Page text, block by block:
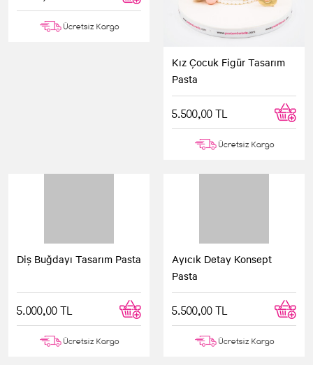
Ücretsiz Kargo
Kız Çocuk Figür Tasarım
Pasta
5.500,00 TL
Ücretsiz Kargo
Diş Buğdayı Tasarım Pasta
5.000,00 TL
Ücretsiz Kargo
Ayıcık Detay Konsept
Pasta
5.500,00 TL
Ücretsiz Kargo